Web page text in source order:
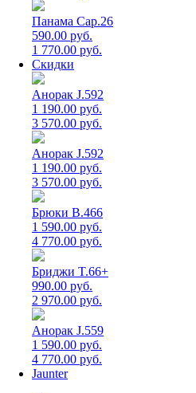
Панама Cap.26
590.00 руб.
1 770.00 руб.
Скидки
Анорак J.592
1 190.00 руб.
3 570.00 руб.
Анорак J.592
1 190.00 руб.
3 570.00 руб.
Брюки B.466
1 590.00 руб.
4 770.00 руб.
Бриджи T.66+
990.00 руб.
2 970.00 руб.
Анорак J.559
1 590.00 руб.
4 770.00 руб.
Jaunter